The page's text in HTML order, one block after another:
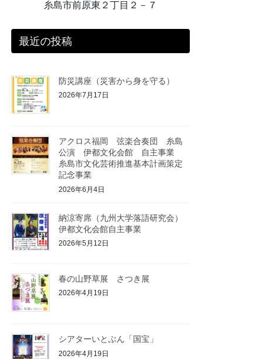
糸島市前原東２丁目２－７
最近の投稿
防災講座（災害から身を守る）
2026年7月17日
アクロス福岡 弦楽合奏団 糸島
公演 伊都文化会館 自主事業
糸島市文化芸術推進基本計画策定
記念事業
2026年6月4日
納涼寄席（九州大学落語研究会）
伊都文化会館自主事業
2026年5月12日
春の山野草展 さつき展
2026年4月19日
シアターいとぶん「国宝」
2026年4月19日